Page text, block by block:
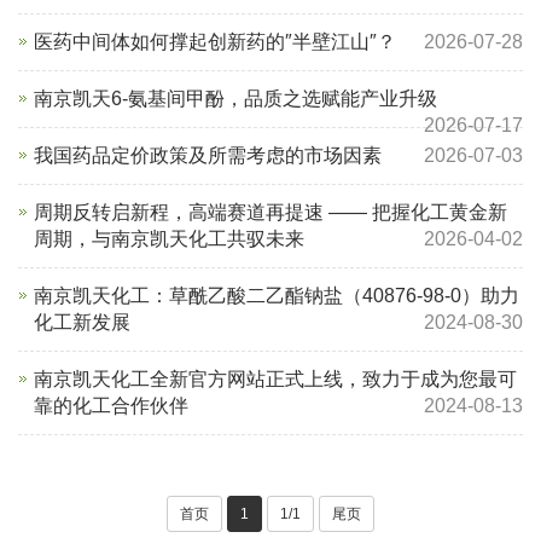
医药中间体如何撑起创新药的″半壁江山″？ 2026-07-28
南京凯天6-氨基间甲酚，品质之选赋能产业升级
2026-07-17
我国药品定价政策及所需考虑的市场因素
2026-07-03
周期反转启新程，高端赛道再提速 —— 把握化工黄金新
周期，与南京凯天化工共驭未来
2026-04-02
南京凯天化工：草酰乙酸二乙酯钠盐（40876-98-0）助力
化工新发展
2024-08-30
南京凯天化工全新官方网站正式上线，致力于成为您最可
靠的化工合作伙伴
2024-08-13
首页 1 1/1 尾页